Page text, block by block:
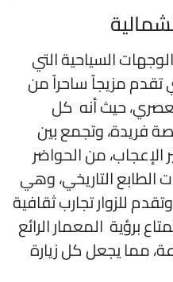
السياحية التي
مزيجاً ساحراً من
حيث أنه كل
وتجمع بين
من الحواضر
التاريخي، وهي
للزوار تجارب ثقافية
المعمار الرائع
مما يجعل كل زيارة